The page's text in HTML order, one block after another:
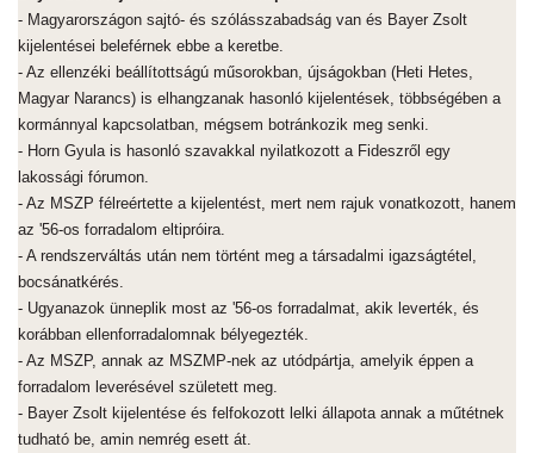
- Magyarországon sajtó- és szólásszabadság van és Bayer Zsolt
kijelentései beleférnek ebbe a keretbe.
- Az ellenzéki beállítottságú műsorokban, újságokban (Heti Hetes,
Magyar Narancs) is elhangzanak hasonló kijelentések, többségében a
kormánnyal kapcsolatban, mégsem botránkozik meg senki.
- Horn Gyula is hasonló szavakkal nyilatkozott a Fideszről egy
lakossági fórumon.
- Az MSZP félreértette a kijelentést, mert nem rajuk vonatkozott, hanem
az '56-os forradalom eltipróira.
- A rendszerváltás után nem történt meg a társadalmi igazságtétel,
bocsánatkérés.
- Ugyanazok ünneplik most az '56-os forradalmat, akik leverték, és
korábban ellenforradalomnak bélyegezték.
- Az MSZP, annak az MSZMP-nek az utódpártja, amelyik éppen a
forradalom leverésével született meg.
- Bayer Zsolt kijelentése és felfokozott lelki állapota annak a műtétnek
tudható be, amin nemrég esett át.